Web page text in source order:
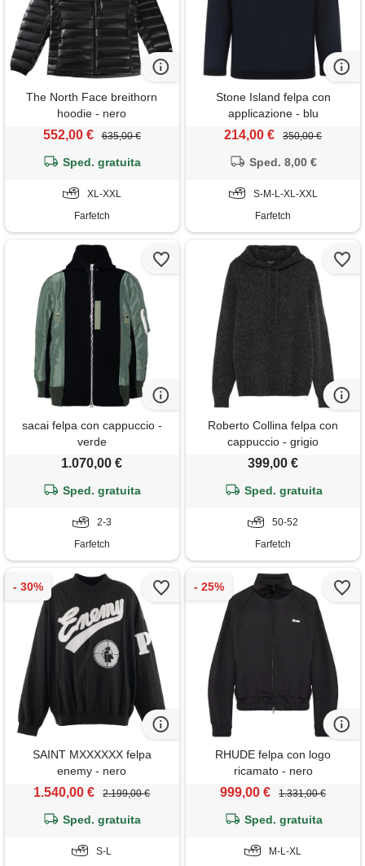
The North Face breithorn
hoodie - nero
552,00 € 635,00 €
Sped. gratuita
XL-XXL
Farfetch
Stone Island felpa con
applicazione - blu
214,00 € 350,00 €
Sped. 8,00 €
S-M-L-XL-XXL
Farfetch
sacai felpa con cappuccio -
verde
1.070,00 €
Sped. gratuita
2-3
Farfetch
Roberto Collina felpa con
cappuccio - grigio
399,00 €
Sped. gratuita
50-52
Farfetch
SAINT MXXXXXX felpa
enemy - nero
1.540,00 € 2.199,00 €
Sped. gratuita
S-L
RHUDE felpa con logo
ricamato - nero
999,00 € 1.331,00 €
Sped. gratuita
M-L-XL